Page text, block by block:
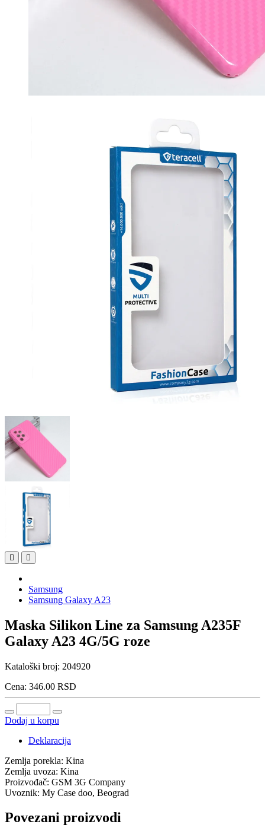
Samsung
Samsung Galaxy A23
Maska Silikon Line za Samsung A235F
Galaxy A23 4G/5G roze
Kataloški broj: 204920
Cena: 346.00 RSD
Dodaj u korpu
Deklaracija
Zemlja porekla: Kina
Zemlja uvoza: Kina
Proizvođač: GSM 3G Company
Uvoznik: My Case doo, Beograd
Povezani proizvodi